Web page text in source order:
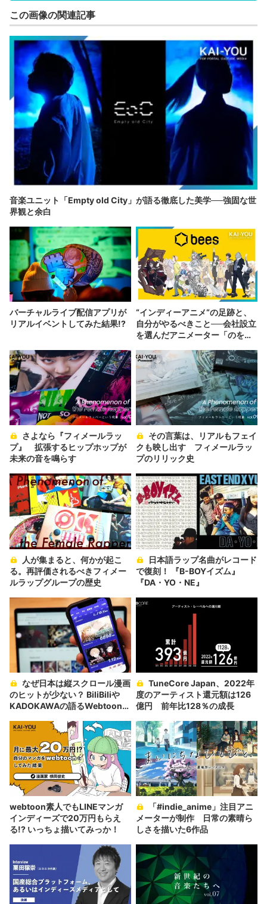
この画像の関連記事
音楽ユニット「Empty old City」が語る徹底した美学──強固な世
界観と余白
バーチャルライブ配信アプリが
リアルイベントしてみた結果!?
“インディーアニメ“の足跡と、
自分がやるべきこと──会社設立
を選んだアニメーター「のを
プ』 拡張するヒップホップが
未来の音を鳴らす
クも映し出す フィメールラッ
プのリリック史
る。再評価されるべきフィメー
ルラップグループの歴史
で復刻！ 『B-BOYイズム』
『DA・YO・NE』
のヒットが少ない？ BiliBiliや
KADOKAWAの語るWebtoonの
度のアーティスト還元額は126
億円 前年比128％の成長
webtoon素人でもLINEマンガ
インディーズで20万円もらえ
る!? いっちょ描いてみっか！
メーターが制作 日常の素晴ら
しさを描いた6作品